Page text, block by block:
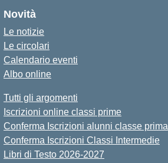
Novità
Le notizie
Le circolari
Calendario eventi
Albo online
Tutti gli argomenti
Iscrizioni online classi prime
Conferma Iscrizioni alunni classe prima
Conferma Iscrizioni Classi Intermedie
Libri di Testo 2026-2027